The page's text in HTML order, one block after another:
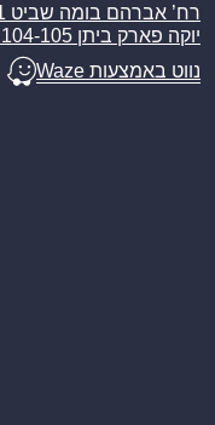
יוקה פארק ביתן C104-105
נווט באמצעות Waze